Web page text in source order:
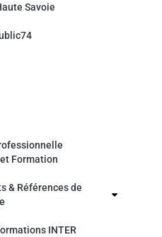
Savoie
et Formation
& Références de
INTER